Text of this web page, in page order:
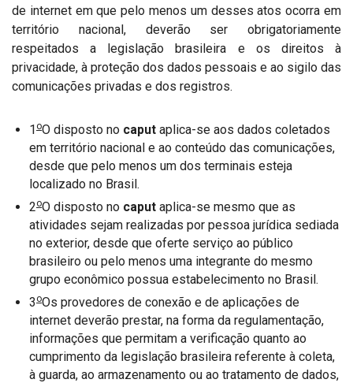
de internet em que pelo menos um desses atos ocorra em
território nacional, deverão ser obrigatoriamente
respeitados a legislação brasileira e os direitos à
privacidade, à proteção dos dados pessoais e ao sigilo das
comunicações privadas e dos registros.
1 oO disposto no caput aplica-se aos dados coletados
em território nacional e ao conteúdo das comunicações,
desde que pelo menos um dos terminais esteja
localizado no Brasil.
2oO disposto no caput aplica-se mesmo que as
atividades sejam realizadas por pessoa jurídica sediada
no exterior, desde que oferte serviço ao público
brasileiro ou pelo menos uma integrante do mesmo
grupo econômico possua estabelecimento no Brasil.
3 oOs provedores de conexão e de aplicações de
internet deverão prestar, na forma da regulamentação,
informações que permitam a verificação quanto ao
cumprimento da legislação brasileira referente à coleta,
à guarda, ao armazenamento ou ao tratamento de dados,